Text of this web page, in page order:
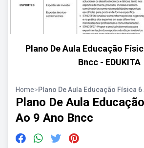
Plano De Aula Educação
Bncc - EDUKITA
Home>Plano De Aula Educação Física 6
Plano De Aula
Ao 9 Ano Bncc